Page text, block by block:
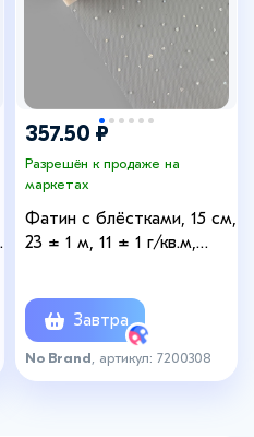
357.50 ₽
Разрешён к продаже на
маркетах
Фатин с блёстками, 15 см,
23 ± 1 м, 11 ± 1 г/кв.м,
Завтра
No Brand , артикул: 7200308